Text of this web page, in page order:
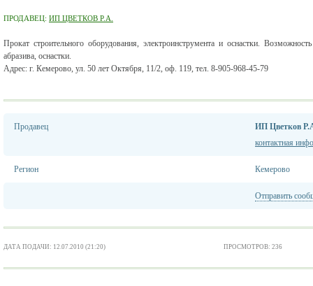
ПРОДАВЕЦ: ИП ЦВЕТКОВ Р.А.
Прокат строительного оборудования, электроинструмента и оснастки.
абразива, оснастки.
Адрес: г. Кемерово, ул. 50 лет Октября, 11/2, оф. 119, тел. 8-905-968-45-79
Продавец
ИП Цветков
контактная
Регион Кемерово
Отправить
ДАТА ПОДАЧИ: 12.07.2010 (21:20) ПРОСМОТРОВ: 236